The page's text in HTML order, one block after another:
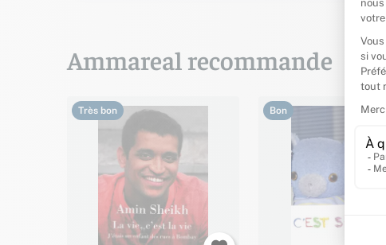
Ammareal recommande
Très bon Bon